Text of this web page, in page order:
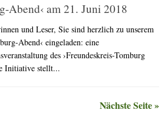
Abend‹ am 21. Juni 2018
und Leser, Sie sind herzlich zu unserem
Abend‹ eingeladen: eine
des ›Freundeskreis-Tomburg
Initiative stellt...
Nächste Seite »